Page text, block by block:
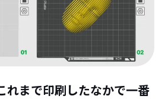
れまで印刷したなかで一番